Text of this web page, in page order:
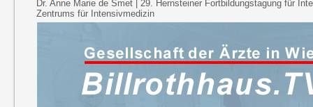
Dr. Anne Marie de Smet | 29. Hernsteiner Fortbildungstagung für
Zentrums für Intensivmedizin